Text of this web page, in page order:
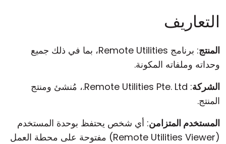
التعاريف
المنتج
: برنامج Remote Utilities، بما في ذلك جميع
وحداته وملفاته المكونة.
الشركة
: Remote Utilities Pte. Ltd.، مُنشئ ومنتج
المنتج.
المستخدم المتزامن: أي شخص يحتفظ بوحدة المستخدم
(Remote Utilities Viewer) مفتوحة على محطة العمل